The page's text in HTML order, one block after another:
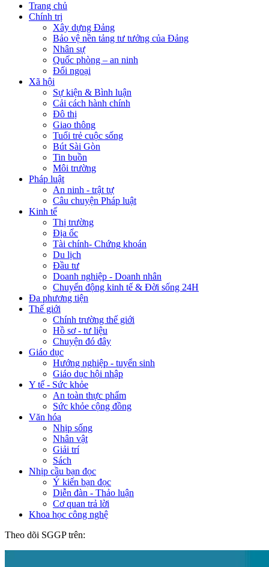
Trang chủ
Chính trị
Xây dựng Đảng
Bảo vệ nền tảng tư tưởng của Đảng
Nhân sự
Quốc phòng – an ninh
Đối ngoại
Xã hội
Sự kiện & Bình luận
Cải cách hành chính
Đô thị
Giao thông
Tuổi trẻ cuộc sống
Bút Sài Gòn
Tin buồn
Môi trường
Pháp luật
An ninh - trật tự
Câu chuyện Pháp luật
Kinh tế
Thị trường
Địa ốc
Tài chính- Chứng khoán
Du lịch
Đầu tư
Doanh nghiệp - Doanh nhân
Chuyển động kinh tế & Đời sống 24H
Đa phương tiện
Thế giới
Chính trường thế giới
Hồ sơ - tư liệu
Chuyện đó đây
Giáo dục
Hướng nghiệp - tuyển sinh
Giáo dục hội nhập
Y tế - Sức khỏe
An toàn thực phẩm
Sức khỏe cộng đồng
Văn hóa
Nhịp sống
Nhân vật
Giải trí
Sách
Nhịp cầu bạn đọc
Ý kiến bạn đọc
Diễn đàn - Thảo luận
Cơ quan trả lời
Khoa học công nghệ
Theo dõi SGGP trên: